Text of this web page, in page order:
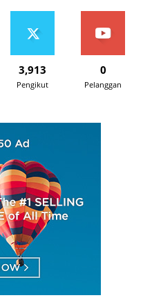
3,913
Pengikut
0
Pelanggan